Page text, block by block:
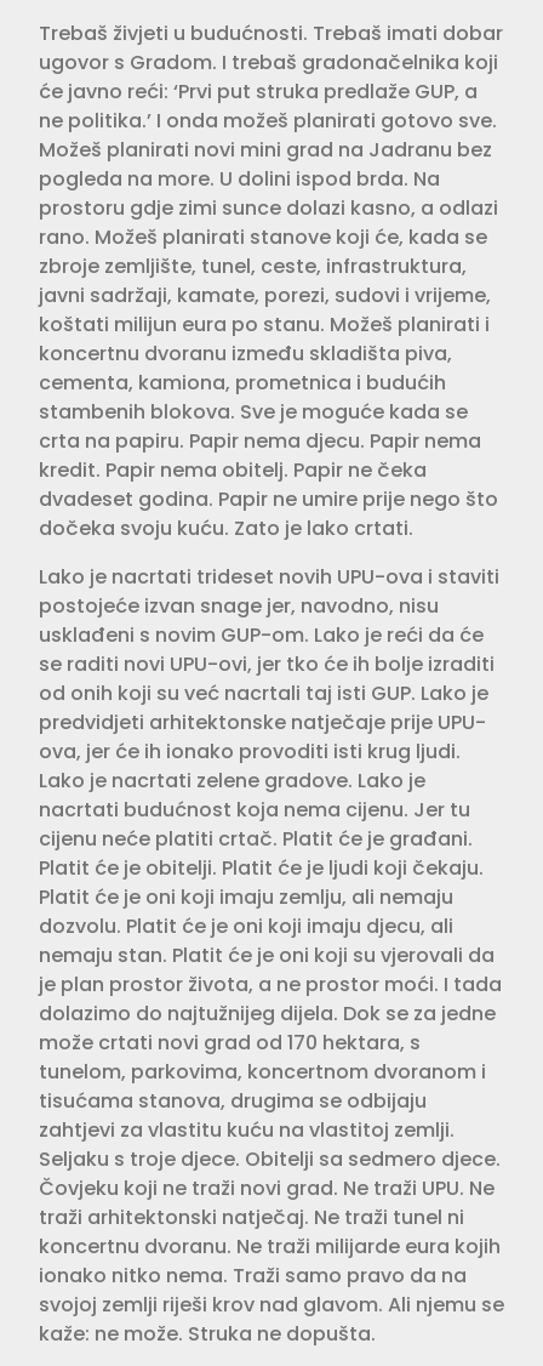
Trebaš živjeti u budućnosti. Trebaš imati dobar
ugovor s Gradom. I trebaš gradonačelnika koji
će javno reći: ‘Prvi put struka predlaže GUP, a
ne politika.’ I onda možeš planirati gotovo sve.
Možeš planirati novi mini grad na Jadranu bez
pogleda na more. U dolini ispod brda. Na
prostoru gdje zimi sunce dolazi kasno, a odlazi
rano. Možeš planirati stanove koji će, kada se
zbroje zemljište, tunel, ceste, infrastruktura,
javni sadržaji, kamate, porezi, sudovi i vrijeme,
koštati milijun eura po stanu. Možeš planirati i
koncertnu dvoranu između skladišta piva,
cementa, kamiona, prometnica i budućih
stambenih blokova. Sve je moguće kada se
crta na papiru. Papir nema djecu. Papir nema
kredit. Papir nema obitelj. Papir ne čeka
dvadeset godina. Papir ne umire prije nego što
dočeka svoju kuću. Zato je lako crtati.
Lako je nacrtati trideset novih UPU-ova i staviti
postojeće izvan snage jer, navodno, nisu
usklađeni s novim GUP-om. Lako je reći da će
se raditi novi UPU-ovi, jer tko će ih bolje izraditi
od onih koji su već nacrtali taj isti GUP. Lako je
predvidjeti arhitektonske natječaje prije UPU-
ova, jer će ih ionako provoditi isti krug ljudi.
Lako je nacrtati zelene gradove. Lako je
nacrtati budućnost koja nema cijenu. Jer tu
cijenu neće platiti crtač. Platit će je građani.
Platit će je obitelji. Platit će je ljudi koji čekaju.
Platit će je oni koji imaju zemlju, ali nemaju
dozvolu. Platit će je oni koji imaju djecu, ali
nemaju stan. Platit će je oni koji su vjerovali da
je plan prostor života, a ne prostor moći. I tada
dolazimo do najtužnijeg dijela. Dok se za jedne
može crtati novi grad od 170 hektara, s
tunelom, parkovima, koncertnom dvoranom i
tisućama stanova, drugima se odbijaju
zahtjevi za vlastitu kuću na vlastitoj zemlji.
Seljaku s troje djece. Obitelji sa sedmero djece.
Čovjeku koji ne traži novi grad. Ne traži UPU. Ne
traži arhitektonski natječaj. Ne traži tunel ni
koncertnu dvoranu. Ne traži milijarde eura kojih
ionako nitko nema. Traži samo pravo da na
svojoj zemlji riješi krov nad glavom. Ali njemu se
kaže: ne može. Struka ne dopušta.